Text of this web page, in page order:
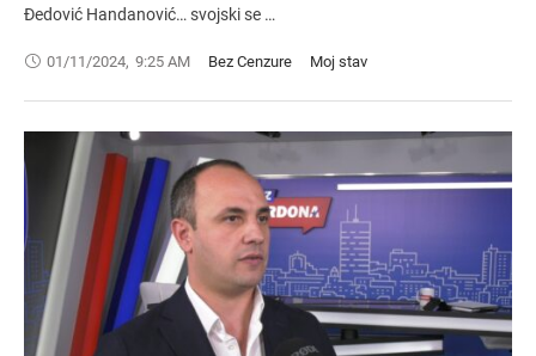
Đedović Handanović… svojski se …
01/11/2024, 9:25 AM Bez Cenzure Moj stav